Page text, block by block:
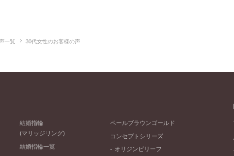
一覧 30代女性のお客様の声
結婚指輪
(マリッジリング)
結婚指輪一覧
ペールブラウンゴールド
コンセプトシリーズ
オリジンビリーフ